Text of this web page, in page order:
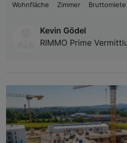
Wohnfläche
Zimmer Bruttomiete
Kevin Gödel
RIMMO Prime